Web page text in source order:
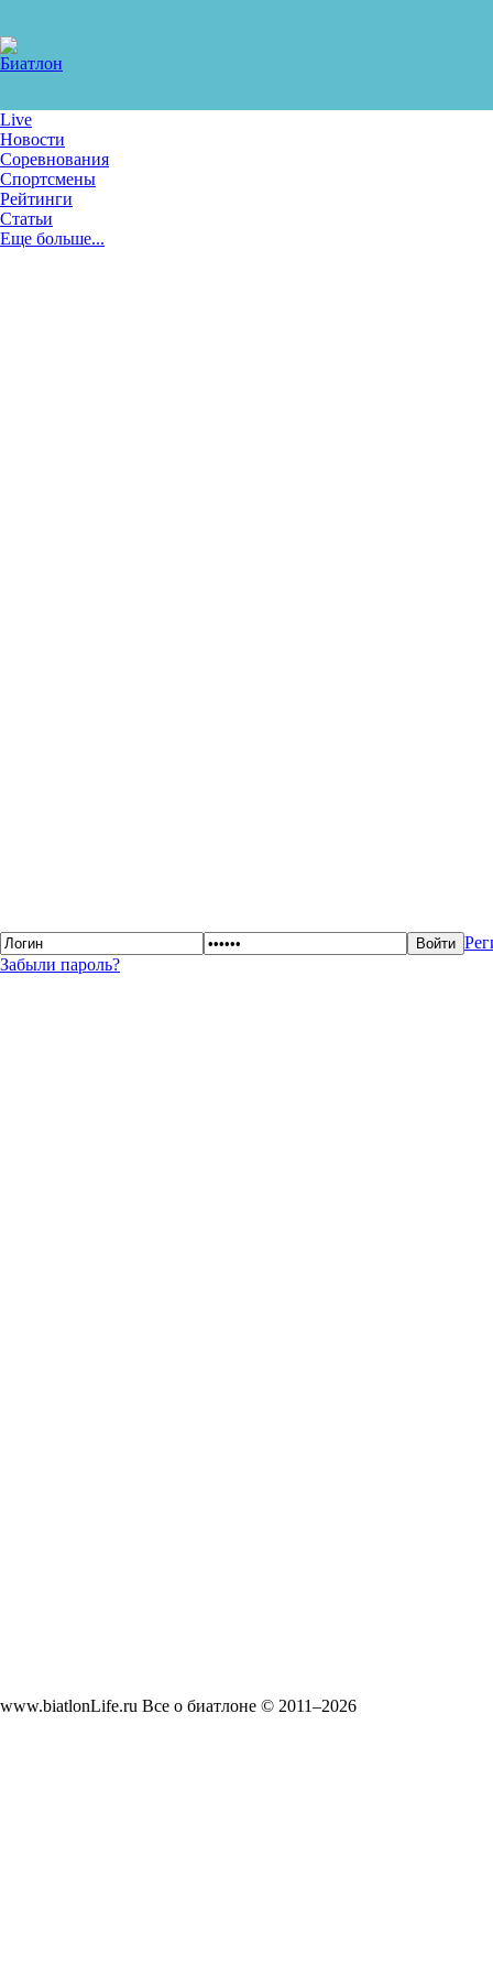
Live
Новости
Соревнования
Спортсмены
Рейтинги
Статьи
Еще больше...
Забыли пароль?
www.biatlonLife.ru Все о биатлоне © 2011–2026